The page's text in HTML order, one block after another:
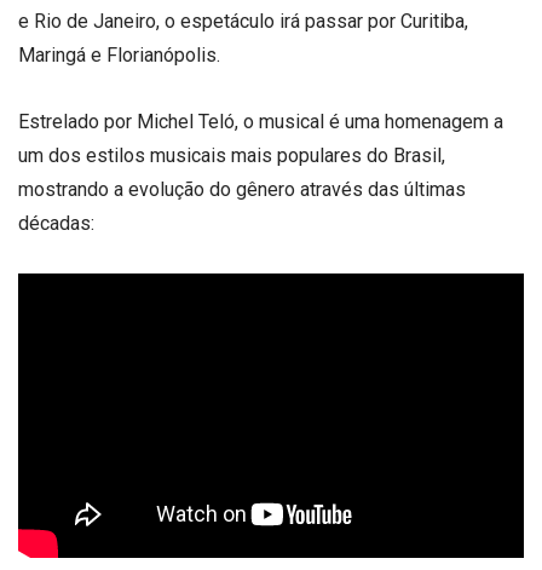
e Rio de Janeiro, o espetáculo irá passar por Curitiba,
Maringá e Florianópolis.
Estrelado por Michel Teló, o musical é uma homenagem a
um dos estilos musicais mais populares do Brasil,
mostrando a evolução do gênero através das últimas
décadas: